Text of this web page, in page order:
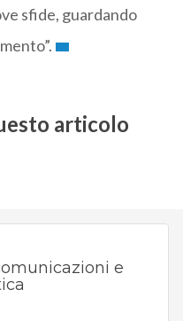
sfide, guardando
articolo
e